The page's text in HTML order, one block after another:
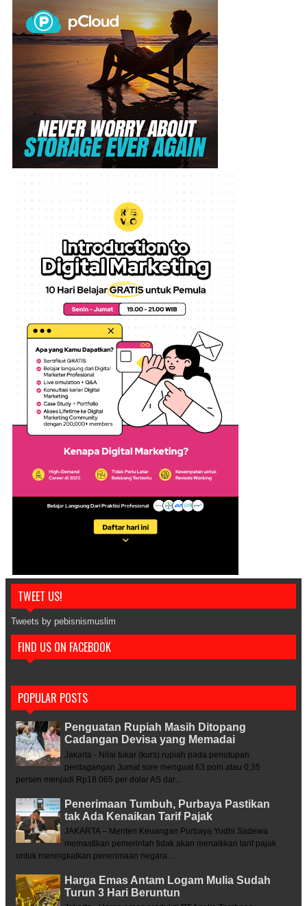
TWEET US!
Tweets by pebisnismuslim
FIND US ON FACEBOOK
POPULAR POSTS
Penguatan Rupiah Masih Ditopang
Cadangan Devisa yang Memadai
Jakarta - Nilai tukar (kurs) rupiah pada penutupan
perdagangan Jumat sore menguat 63 poin atau 0,35
persen menjadi Rp18.065 per dolar AS dar...
Penerimaan Tumbuh, Purbaya Pastikan
tak Ada Kenaikan Tarif Pajak
JAKARTA – Menteri Keuangan Purbaya Yudhi Sadewa
memastikan pemerintah tidak akan menaikkan tarif pajak
untuk meningkatkan penerimaan negara....
Harga Emas Antam Logam Mulia Sudah
Turun 3 Hari Beruntun